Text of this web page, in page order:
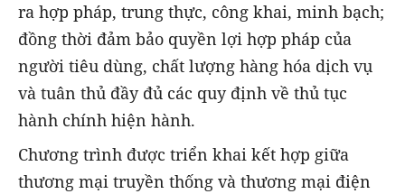
ra hợp pháp, trung thực, công khai, minh bạch;
đồng thời đảm bảo quyền lợi hợp pháp của
người tiêu dùng, chất lượng hàng hóa dịch vụ
và tuân thủ đầy đủ các quy định về thủ tục
hành chính hiện hành.
Chương trình được triển khai kết hợp giữa
thương mại truyền thống và thương mại điện